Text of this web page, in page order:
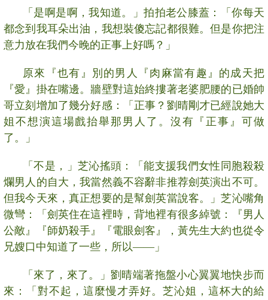
「是啊是啊，我知道。」拍拍老公膝蓋：「你每天
都念到我耳朵出油，我想裝傻忘記都很難。但是你把注
意力放在我們今晚的正事上好嗎？」
原來『也有』別的男人『肉麻當有趣』的成天把
『愛』掛在嘴邊。牆壁對這始終摟著老婆肥腰的已婚帥
哥立刻增加了幾分好感：「正事？劉晴剛才已經說她大
姐不想演這場戲抬舉那男人了。沒有『正事』可做
了。」
「不是，」芝沁搖頭：「能支援我們女性同胞殺殺
爛男人的自大，我當然義不容辭非推荐劍英演出不可。
但我今天來，真正想要的是幫劍英當說客。」芝沁嘴角
微彎：「劍英住在這裡時，背地裡有很多綽號：『男人
公敵』『師奶殺手』『電眼劍客』，黃先生大約也從令
兄嫂口中知道了一些，所以——」
「來了，來了。」劉晴端著拖盤小心翼翼地快步而
來：「對不起，這麼慢才弄好。芝沁姐，這杯大的給